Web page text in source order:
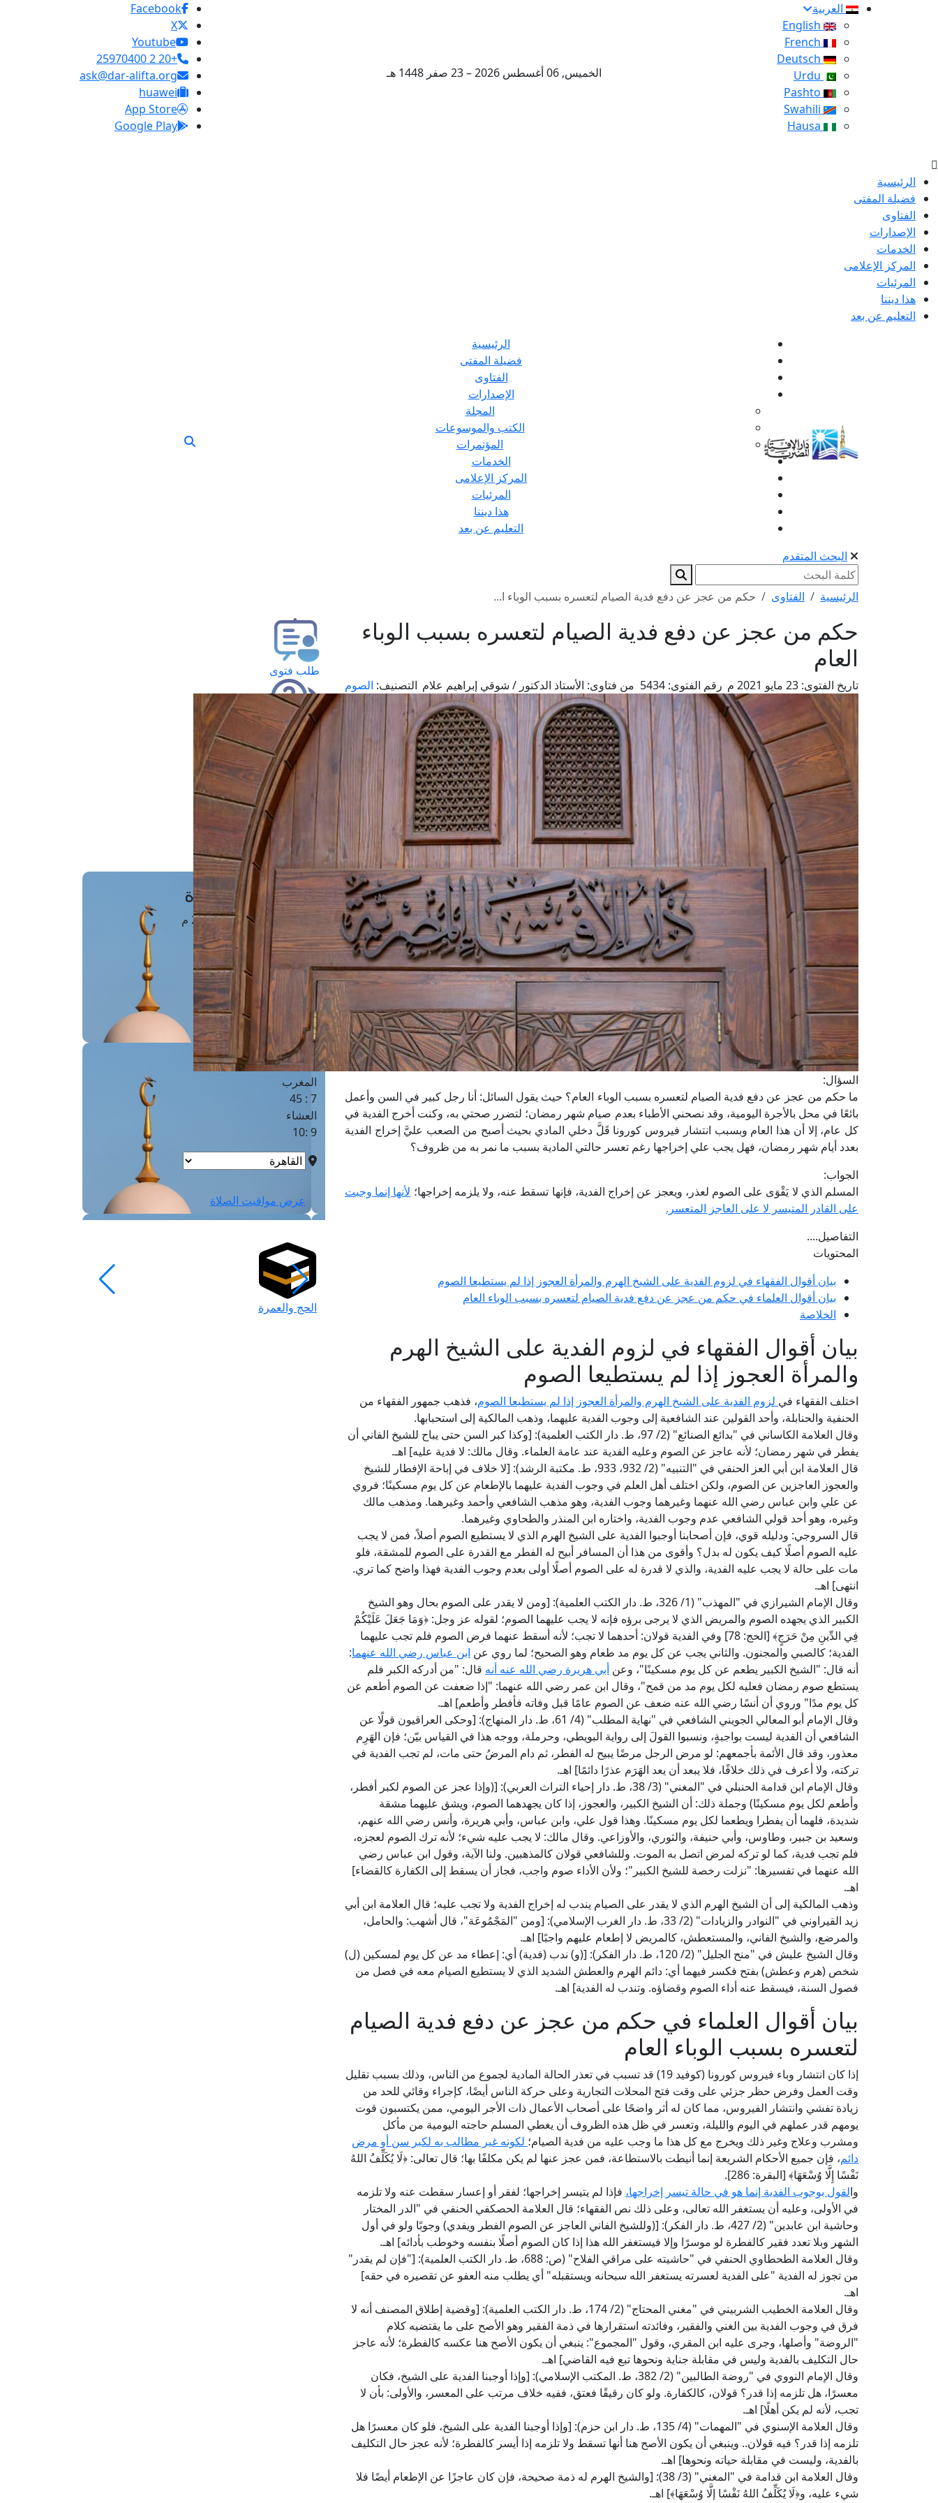
العربية
الخميس, 06 أغسطس 2026 – 23 صفر 1448 هـ
Facebook
X
Youtube
+20 2 25970400
ask@dar-alifta.org
huawei
App Store
Google Play
الرئيسية
فضيلة المفتى
الفتاوى
الإصدارات
الخدمات
المركز الإعلامى
المرئيات
هذا ديننا
التعليم عن بعد
الرئيسية
فضيلة المفتى
الفتاوى
الإصدارات
المجلة
الكتب والموسوعات
المؤتمرات
الخدمات
المركز الإعلامى
المرئيات
هذا ديننا
التعليم عن بعد
البحث المتقدم
الرئيسية الفتاوى حكم من عجز عن دفع فدية الصيام لتعسره بسبب الوباء ا...
حكم من عجز عن دفع فدية الصيام لتعسره بسبب الوباء
العام
تاريخ الفتوى: رقم الفتوى: 5434 من فتاوى: الأستاذ الدكتور / شوقي إبراهيم علام التصنيف: الصوم
السؤال:
ما حكم من عجز عن دفع فدية الصيام لتعسره بسبب الوباء العام؟ حيث يقول السائل: أنا رجل كبير في السن وأعمل
بائعًا في محل بالأجرة اليومية، وقد نصحني الأطباء بعدم صيام شهر رمضان؛ لتضرر صحتي به، وكنت أخرج الفدية في
كل عام، إلا أن هذا العام وبسبب انتشار فيروس كورونا قَلَّ دخلي المادي بحيث أصبح من الصعب عليَّ إخراج الفدية
بعدد أيام شهر رمضان، فهل يجب علي إخراجها رغم تعسر حالتي المادية بسبب ما نمر به من ظروف؟
الجواب:
المسلم الذي لا يَقْوَى على الصوم لعذر، ويعجز عن إخراج الفدية، فإنها تسقط عنه، ولا يلزمه إخراجها؛ لأنها إنما وجبت
على القادر المتيسر لا على العاجز المتعسر.
التفاصيل....
المحتويات
بيان أقوال الفقهاء في لزوم الفدية على الشيخ الهرم والمرأة العجوز إذا لم يستطيعا الصوم
بيان أقوال العلماء في حكم من عجز عن دفع فدية الصيام لتعسره بسبب الوباء العام
الخلاصة
بيان أقوال الفقهاء في لزوم الفدية على الشيخ الهرم
والمرأة العجوز إذا لم يستطيعا الصوم
اختلف الفقهاء في لزوم الفدية على الشيخ الهرم والمرأة العجوز إذا لم يستطيعا الصوم، فذهب جمهور الفقهاء من
الحنفية والحنابلة، وأحد القولين عند الشافعية إلى وجوب الفدية عليهما، وذهب المالكية إلى استحبابها.
وقال العلامة الكاساني في "بدائع الصنائع" (2/ 97، ط. دار الكتب العلمية): [وكذا كبر السن حتى يباح للشيخ الفاني أن
يفطر في شهر رمضان؛ لأنه عاجز عن الصوم وعليه الفدية عند عامة العلماء. وقال مالك: لا فدية عليه] اهـ.
قال العلامة ابن أبي العز الحنفي في "التنبيه" (2/ 932، 933، ط. مكتبة الرشد): [لا خلاف في إباحة الإفطار للشيخ
والعجوز العاجزين عن الصوم، ولكن اختلف أهل العلم في وجوب الفدية عليهما بالإطعام عن كل يوم مسكينًا؛ فروي
عن علي وابن عباس رضي الله عنهما وغيرهما وجوب الفدية، وهو مذهب الشافعي وأحمد وغيرهما. ومذهب مالك
وغيره، وهو أحد قولي الشافعي عدم وجوب الفدية، واختاره ابن المنذر والطحاوي وغيرهما.
قال السروجي: ودليله قوي، فإن أصحابنا أوجبوا الفدية على الشيخ الهرم الذي لا يستطيع الصوم أصلاً، فمن لا يجب
عليه الصوم أصلًا كيف يكون له بدل؟ وأقوى من هذا أن المسافر أبيح له الفطر مع القدرة على الصوم للمشقة، فلو
مات على حالة لا يجب عليه الفدية، والذي لا قدرة له على الصوم أصلًا أولى بعدم وجوب الفدية فهذا واضح كما تري.
انتهى] اهـ.
وقال الإمام الشيرازي في "المهذب" (1/ 326، ط. دار الكتب العلمية): [ومن لا يقدر على الصوم بحال وهو الشيخ
الكبير الذي يجهده الصوم والمريض الذي لا يرجى برؤه فإنه لا يجب عليهما الصوم؛ لقوله عز وجل: ﴿وَمَا جَعَلَ عَلَيْكُمْ
فِي الدِّينِ مِنْ حَرَجٍ﴾ [الحج: 78] وفي الفدية قولان: أحدهما لا تجب؛ لأنه أسقط عنهما فرض الصوم فلم تجب عليهما
الفدية؛ كالصبي والمجنون. والثاني يجب عن كل يوم مد طعام وهو الصحيح؛ لما روي عن ابن عباس رضي الله عنهما:
أنه قال: "الشيخ الكبير يطعم عن كل يوم مسكينًا"، وعن أبي هريرة رضي الله عنه أنه قال: "من أدركه الكبر فلم
يستطع صوم رمضان فعليه لكل يوم مد من قمح"، وقال ابن عمر رضي الله عنهما: "إذا ضعفت عن الصوم أطعم عن
كل يوم مدًا" وروي أن أنسًا رضي الله عنه ضعف عن الصوم عامًا قبل وفاته فأفطر وأطعم] اهـ.
وقال الإمام أبو المعالي الجويني الشافعي في "نهاية المطلب" (4/ 61، ط. دار المنهاج): [وحكى العراقيون قولًا عن
الشافعي أن الفدية ليست بواجبةٍ، ونسبوا القولَ إلى رواية البويطي، وحرملة، ووجه هذا في القياس بيّن؛ فإن الهَرِم
معذور، وقد قال الأئمة بأجمعهم: لو مرض الرجل مرضًا يبيح له الفطر، ثم دام المرضُ حتى مات، لم تجب الفدية في
تركته، ولا أعرف في ذلك خلافًا، فلا يبعد أن يعد الهَرَم عذرًا دائمًا] اهـ.
وقال الإمام ابن قدامة الحنبلي في "المغني" (3/ 38، ط. دار إحياء التراث العربي): [(وإذا عجز عن الصوم لكبر أفطر،
وأطعم لكل يوم مسكينًا) وجملة ذلك: أن الشيخ الكبير، والعجوز، إذا كان يجهدهما الصوم، ويشق عليهما مشقة
شديدة، فلهما أن يفطرا ويطعما لكل يوم مسكينًا. وهذا قول علي، وابن عباس، وأبي هريرة، وأنس رضي الله عنهم،
وسعيد بن جبير، وطاوس، وأبي حنيفة، والثوري، والأوزاعي. وقال مالك: لا يجب عليه شيء؛ لأنه ترك الصوم لعجزه،
فلم تجب فدية، كما لو تركه لمرض اتصل به الموت. وللشافعي قولان كالمذهبين. ولنا الآية، وقول ابن عباس رضي
الله عنهما في تفسيرها: "نزلت رخصة للشيخ الكبير"؛ ولأن الأداء صوم واجب، فجاز أن يسقط إلى الكفارة كالقضاء]
اهـ.
وذهب المالكية إلى أن الشيخ الهرم الذي لا يقدر على الصيام يندب له إخراج الفدية ولا تجب عليه؛ قال العلامة ابن أبي
زيد القيراوني في "النوادر والزيادات" (2/ 33، ط. دار الغرب الإسلامي): [ومن "المَجْمُوعَة"، قال أشهب: والحامل،
والمرضع، والشيخ الفاني، والمستعطش، كالمريض لا إطعام عليهم واجبًا] اهـ.
وقال الشيخ عليش في "منح الجليل" (2/ 120، ط. دار الفكر): [(و) ندب (فدية) أي: إعطاء مد عن كل يوم لمسكين (ل)
شخص (هرم وعطش) بفتح فكسر فيهما أي: دائم الهرم والعطش الشديد الذي لا يستطيع الصيام معه في فصل من
فصول السنة، فيسقط عنه أداء الصوم وقضاؤه. وتندب له الفدية] اهـ.
بيان أقوال العلماء في حكم من عجز عن دفع فدية الصيام
لتعسره بسبب الوباء العام
إذا كان انتشار وباء فيروس كورونا (كوفيد 19) قد تسبب في تعذر الحالة المادية لجموع من الناس، وذلك بسبب تقليل
وقت العمل وفرض حظر جزئي على وقت فتح المحلات التجارية وعلى حركة الناس أيضًا، كإجراء وقائي للحد من
زيادة تفشي وانتشار الفيروس، مما كان له أثر واضحًا على أصحاب الأعمال ذات الأجر اليومي، ممن يكتسبون قوت
يومهم قدر عملهم في اليوم والليلة، وتعسر في ظل هذه الظروف أن يغطي المسلم حاجته اليومية من مأكل
ومشرب وعلاج وغير ذلك ويخرج مع كل هذا ما وجب عليه من فدية الصيام؛ لكونه غير مطالب به لكبر سن أو مرض
دائم، فإن جميع الأحكام الشريعة إنما أنيطت بالاستطاعة، فمن عجز عنها لم يكن مكلفًا بها؛ قال تعالى: ﴿لَا يُكَلِّفُ اللهُ
نَفْسًا إِلَّا وُسْعَهَا﴾ [البقرة: 286].
والقول بوجوب الفدية إنما هو في حالة تيسر إخراجها، فإذا لم يتيسر إخراجها؛ لفقر أو إعسار سقطت عنه ولا تلزمه
في الأولى، وعليه أن يستغفر الله تعالى، وعلى ذلك نص الفقهاء؛ قال العلامة الحصكفي الحنفي في "الدر المختار
وحاشية ابن عابدين" (2/ 427، ط. دار الفكر): [(وللشيخ الفاني العاجز عن الصوم الفطر ويفدي) وجوبًا ولو في أول
الشهر وبلا تعدد فقير كالفطرة لو موسرًا وإلا فيستغفر الله هذا إذا كان الصوم أصلًا بنفسه وخوطب بأدائه] اهـ.
وقال العلامة الطحطاوي الحنفي في "حاشيته على مراقي الفلاح" (ص: 688، ط. دار الكتب العلمية): ["فإن لم يقدر"
من تجوز له الفدية "على الفدية لعسرته يستغفر الله سبحانه ويستقبله" أي يطلب منه العفو عن تقصيره في حقه]
اهـ.
وقال العلامة الخطيب الشربيني في "مغني المحتاج" (2/ 174، ط. دار الكتب العلمية): [وقضية إطلاق المصنف أنه لا
فرق في وجوب الفدية بين الغني والفقير، وفائدته استقرارها في ذمة الفقير وهو الأصح على ما يقتضيه كلام
"الروضة" وأصلها، وجرى عليه ابن المقري، وقول "المجموع": ينبغي أن يكون الأصح هنا عكسه كالفطرة؛ لأنه عاجز
حال التكليف بالفدية وليس في مقابلة جناية ونحوها تبع فيه القاضي] اهـ.
وقال الإمام النووي في "روضة الطالبين" (2/ 382، ط. المكتب الإسلامي): [وإذا أوجبنا الفدية على الشيخ، فكان
معسرًا، هل تلزمه إذا قدر؟ قولان، كالكفارة. ولو كان رقيقًا فعتق، ففيه خلاف مرتب على المعسر، والأولى: بأن لا
تجب، لأنه لم يكن أهلًا] اهـ.
وقال العلامة الإسنوي في "المهمات" (4/ 135، ط. دار ابن حزم): [وإذا أوجبنا الفدية على الشيخ، فلو كان معسرًا هل
تلزمه إذا قدر؟ فيه قولان.. وينبغي أن يكون الأصح هنا أنها تسقط ولا تلزمه إذا أيسر كالفطرة؛ لأنه عجز حال التكليف
بالفدية، وليست في مقابلة حياته ونحوها] اهـ.
وقال العلامة ابن قدامة في "المغني" (3/ 38): [والشيخ الهرم له ذمة صحيحة، فإن كان عاجزًا عن الإطعام أيضًا فلا
شيء عليه، و﴿لَا يُكَلِّفُ اللهُ نَفْسًا إلَّا وُسْعَهَا﴾] اهـ.
طلب فتوى
استعلام عن فتوى
حجز موعد
الفتوى الهاتفية
مَواقِيتُ الصَّـــلاة
القاهرة · 06 أغسطس 2026 م
الفجر
4 :40
الشروق
6 :17
الظهر
1 : 1
العصر
4:38
المغرب
7 : 45
العشاء
9 :10
عرض مواقيت الصلاة
الحج والعمرة